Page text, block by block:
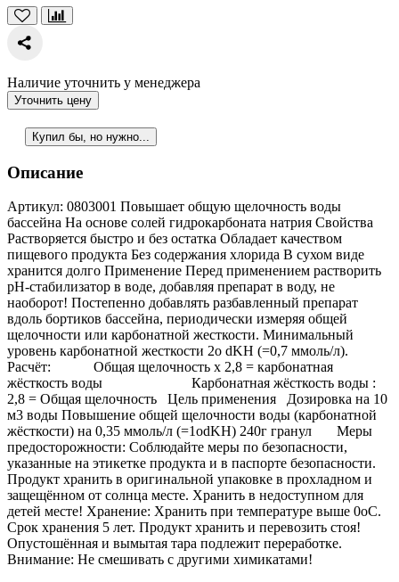
Наличие уточнить у менеджера
Уточнить цену
Купил бы, но нужно...
Описание
Артикул: 0803001 Повышает общую щелочность воды
бассейна На основе солей гидрокарбоната натрия Свойства
Растворяется быстро и без остатка Обладает качеством
пищевого продукта Без содержания хлорида В сухом виде
хранится долго Применение Перед применением растворить
рН-стабилизатор в воде, добавляя препарат в воду, не
наоборот! Постепенно добавлять разбавленный препарат
вдоль бортиков бассейна, периодически измеряя общей
щелочности или карбонатной жесткости. Минимальный
уровень карбонатной жесткости 2о dKH (=0,7 ммоль/л).
Расчёт: Общая щелочность х 2,8 = карбонатная
жёсткость воды Карбонатная жёсткость воды :
2,8 = Общая щелочность Цель применения Дозировка на 10
м3 воды Повышение общей щелочности воды (карбонатной
жёсткости) на 0,35 ммоль/л (=1оdKH) 240г гранул Меры
предосторожности: Соблюдайте меры по безопасности,
указанные на этикетке продукта и в паспорте безопасности.
Продукт хранить в оригинальной упаковке в прохладном и
защещённом от солнца месте. Хранить в недоступном для
детей месте! Хранение: Хранить при температуре выше 0оС.
Срок хранения 5 лет. Продукт хранить и перевозить стоя!
Опустошённая и вымытая тара подлежит переработке.
Внимание: Не смешивать с другими химикатами!